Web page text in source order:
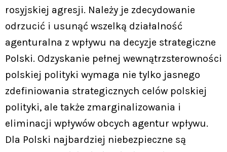
rosyjskiej agresji. Należy je zdecydowanie
odrzucić i usunąć wszelką działalność
agenturalna z wpływu na decyzje strategiczne
Polski. Odzyskanie pełnej wewnątrzsterowności
polskiej polityki wymaga nie tylko jasnego
zdefiniowania strategicznych celów polskiej
polityki, ale także zmarginalizowania i
eliminacji wpływów obcych agentur wpływu.
Dla Polski najbardziej niebezpieczne są